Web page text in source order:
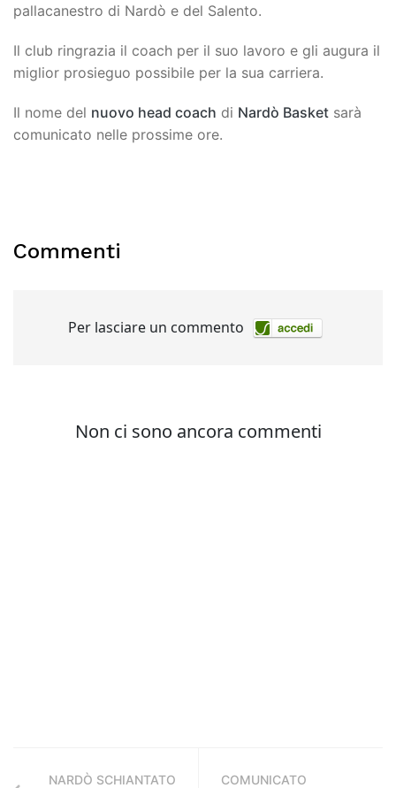
pallacanestro di Nardò e del Salento.
Il club ringrazia il coach per il suo lavoro e gli augura il
miglior prosieguo possibile per la sua carriera.
Il nome del nuovo head coach di Nardò Basket sarà
comunicato nelle prossime ore.
Commenti
NARDÒ SCHIANTATO
COMUNICATO